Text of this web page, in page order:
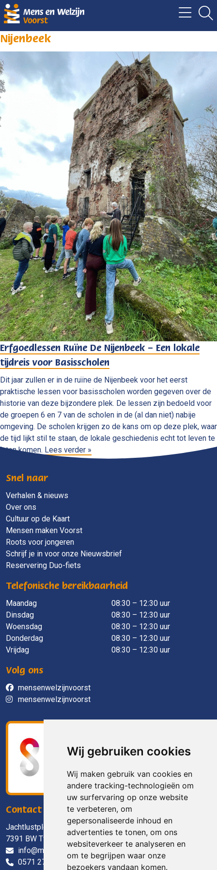
Wij gebruiken cookies
Wij maken gebruik van cookies en
andere tracking-technologieën om
uw surfervaring op onze website
te verbeteren, om
gepersonaliseerde inhoud en
advertenties te tonen, om ons
websiteverkeer te analyseren en
om te begrijpen waar onze
bezoekers vandaan komen.
Nijenbeek
Erfgoedlessen Ruïne De Nijenbeek – Een lokale
tijdreis voor Basisscholen
Dit jaar zullen er in de ruïne de Nijenbeek voor het eerst
praktische lessen voor basisscholen worden gegeven over de
historie van deze bijzondere plek. De lessen zijn bedoeld voor
de groepen 6 en 7 van de scholen in de (al dan niet) nabije
omgeving. De scholen krijgen zo de kans om op deze plek, waar
de tijd lijkt stil te staan, de lokale geschiedenis echt tot leven te
laten komen. Lees verder »
Snel naar
Verhalen & nieuws
Over ons
Cultuur op de Kaart
Mensen maken Voorst
Roots voor jongeren
Schrijf je in voor onze Nieuwsbrief
Reservering Duo-fiets
Telefonische bereikbaarheid
Maandag
​ 08:30 – 12:30 uur
Dinsdag
08:30 – 12:30 uur
Woensdag
08:30 – 12:30 uur
Donderdag
08:30 – 12:30 uur
Vrijdag
08:30 – 12:30 uur
Volg ons
mensenwelzijnvoorst
mensenwelzijnvoorst
Contact
Jachtlustplein 11
7391 BW Twello
info@mensenwelzijn.nl
0571 27 90 90